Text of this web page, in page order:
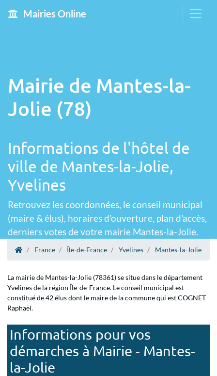
Mairies Online
Mairie de Mantes-la-
Jolie (78)
Informations de l'hôtel de
ville de Mantes-la-Jolie,
Yvelines
Retrouvez les coordonnées, le conseil municipal
(maire & élus), horaires d'ouverture, plan d'accès,
derniers votes de votre mairie Mantes-la-Jolie.
France Île-de-France Yvelines Mantes-la-Jolie
La mairie de Mantes-la-Jolie (78361) se situe dans le département
Yvelines de la région Île-de-France. Le conseil municipal est
constitué de 42 élus dont le maire de la commune qui est COGNET
Raphaël.
Informations pour vos
démarches à Mairie - Mantes-
la-Jolie